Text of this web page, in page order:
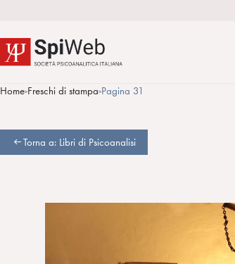
Home>Freschi di stampa>Pagina 31
Torna a: Libri di Psicoanalisi